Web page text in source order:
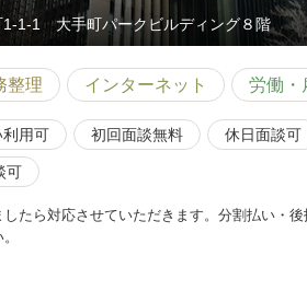
1-1-1 大手町パークビルディング８階
整理 インターネット 労働・
用可 初回面談無料 休日面談可
可
たら対応させていただきます。分割払い・